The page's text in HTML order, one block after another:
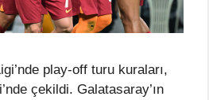
play-off turu kuraları,
çekildi. Galatasaray’ın